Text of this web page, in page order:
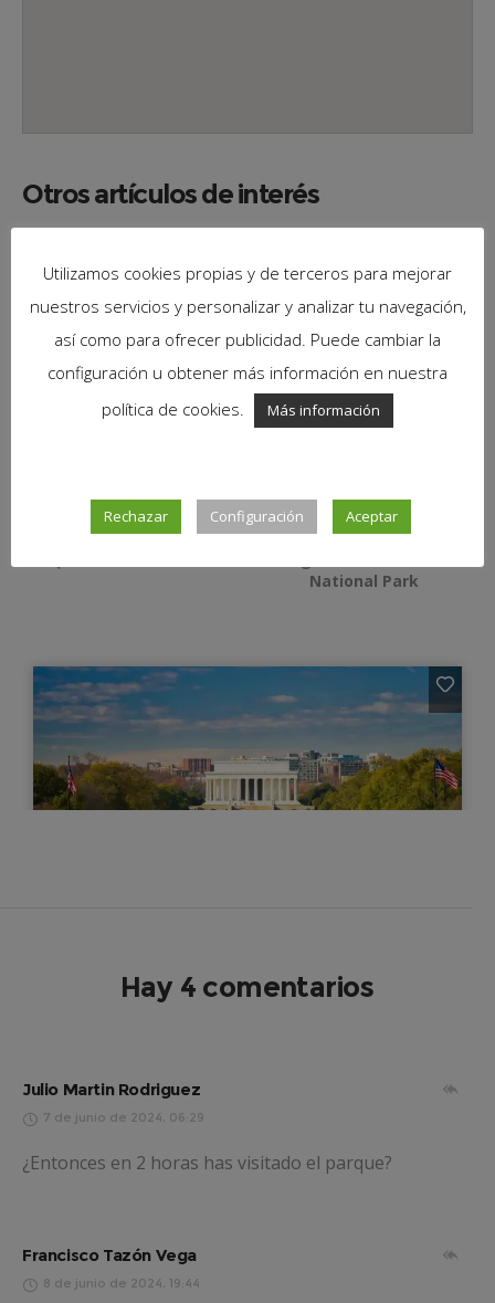
Otros artículos de interés
Ruta en coche: Yosemite y Mono Lake
También te puede interesar
National Park
Hay 4 comentarios
Julio Martin Rodriguez
7 de junio de 2024, 06:29
¿Entonces en 2 horas has visitado el parque?
Francisco Tazón Vega
8 de junio de 2024, 19:44
Utilizamos cookies propias y de terceros para mejorar
nuestros servicios y personalizar y analizar tu navegación,
así como para ofrecer publicidad. Puede cambiar la
configuración u obtener más información en nuestra
política de cookies.
Más información
Rechazar Configuración Aceptar